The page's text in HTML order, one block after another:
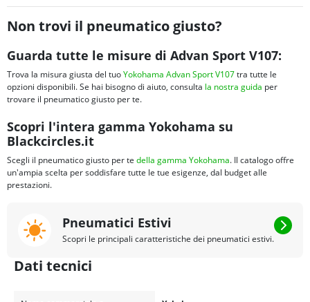
Non trovi il pneumatico giusto?
Guarda tutte le misure di Advan Sport V107:
Trova la misura giusta del tuoYokohama Advan Sport V107tra tutte le
opzioni disponibili. Se hai bisogno di aiuto, consulta la nostra guida per
trovare il pneumatico giusto per te.
Scopri l'intera gamma Yokohama su
Blackcircles.it
Scegli il pneumatico giusto per te della gamma Yokohama. Il catalogo offre
un'ampia scelta per soddisfare tutte le tue esigenze, dal budget alle
prestazioni.
Pneumatici Estivi
Scopri le principali caratteristiche dei pneumatici estivi.
Dati tecnici